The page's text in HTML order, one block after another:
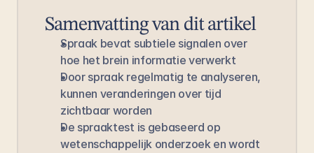
Samenvatting van dit artikel
Spraak bevat subtiele signalen over
hoe het brein informatie verwerkt
Door spraak regelmatig te analyseren,
kunnen veranderingen over tijd
zichtbaar worden
De spraaktest is gebaseerd op
wetenschappelijk onderzoek en wordt